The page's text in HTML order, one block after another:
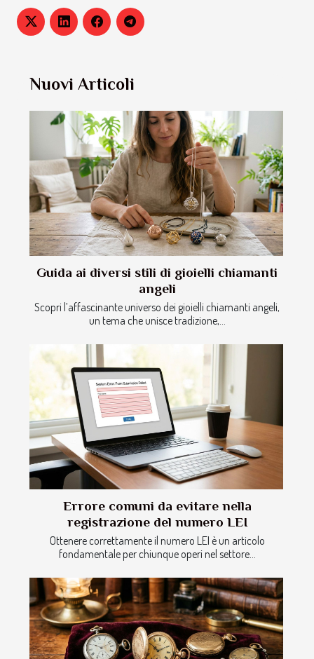
Nuovi Articoli
Guida ai diversi stili di gioielli chiamanti
angeli
Scopri l’affascinante universo dei gioielli chiamanti angeli,
un tema che unisce tradizione,...
Errore comuni da evitare nella
registrazione del numero LEI
Ottenere correttamente il numero LEI è un articolo
fondamentale per chiunque operi nel settore...